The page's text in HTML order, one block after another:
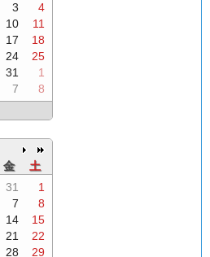
3
4
10
11
17
18
24
25
31
1
7
8
金
土
31
1
7
8
14
15
21
22
28 29